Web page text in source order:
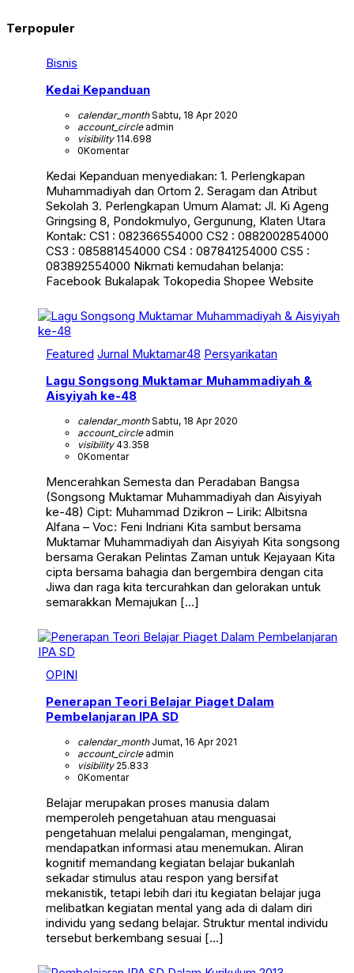
Terpopuler
Bisnis
Kedai Kepanduan
calendar_monthSabtu, 18 Apr 2020
account_circleadmin
visibility114.698
0Komentar
Kedai Kepanduan menyediakan: 1. Perlengkapan
Muhammadiyah dan Ortom 2. Seragam dan Atribut
Sekolah 3. Perlengkapan Umum Alamat: Jl. Ki Ageng
Gringsing 8, Pondokmulyo, Gergunung, Klaten Utara
Kontak: CS1 : 082366554000 CS2 : 0882002854000
CS3 : 085881454000 CS4 : 087841254000 CS5 :
083892554000 Nikmati kemudahan belanja:
Facebook Bukalapak Tokopedia Shopee Website
Featured Jurnal Muktamar48 Persyarikatan
Lagu Songsong Muktamar Muhammadiyah &
Aisyiyah ke-48
calendar_monthSabtu, 18 Apr 2020
account_circleadmin
visibility43.358
0Komentar
Mencerahkan Semesta dan Peradaban Bangsa
(Songsong Muktamar Muhammadiyah dan Aisyiyah
ke-48) Cipt: Muhammad Dzikron – Lirik: Albitsna
Alfana – Voc: Feni Indriani Kita sambut bersama
Muktamar Muhammadiyah dan Aisyiyah Kita songsong
bersama Gerakan Pelintas Zaman untuk Kejayaan Kita
cipta bersama bahagia dan bergembira dengan cita
Jiwa dan raga kita tercurahkan dan gelorakan untuk
semarakkan Memajukan […]
OPINI
Penerapan Teori Belajar Piaget Dalam
Pembelanjaran IPA SD
calendar_monthJumat, 16 Apr 2021
account_circleadmin
visibility25.833
0Komentar
Belajar merupakan proses manusia dalam
memperoleh pengetahuan atau menguasai
pengetahuan melalui pengalaman, mengingat,
mendapatkan informasi atau menemukan. Aliran
kognitif memandang kegiatan belajar bukanlah
sekadar stimulus atau respon yang bersifat
mekanistik, tetapi lebih dari itu kegiatan belajar juga
melibatkan kegiatan mental yang ada di dalam diri
individu yang sedang belajar. Struktur mental individu
tersebut berkembang sesuai […]